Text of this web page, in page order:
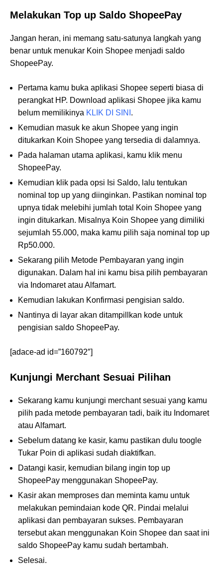
Melakukan Top up Saldo ShopeePay
Jangan heran, ini memang satu-satunya langkah yang
benar untuk menukar Koin Shopee menjadi saldo
ShopeePay.
Pertama kamu buka aplikasi Shopee seperti biasa di
perangkat HP. Download aplikasi Shopee jika kamu
belum memilikinya KLIK DI SINI .
Kemudian masuk ke akun Shopee yang ingin
ditukarkan Koin Shopee yang tersedia di dalamnya.
Pada halaman utama aplikasi, kamu klik menu
ShopeePay.
Kemudian klik pada opsi Isi Saldo, lalu tentukan
nominal top up yang diinginkan. Pastikan nominal top
upnya tidak melebihi jumlah total Koin Shopee yang
ingin ditukarkan. Misalnya Koin Shopee yang dimiliki
sejumlah 55.000, maka kamu pilih saja nominal top up
Rp50.000.
Sekarang pilih Metode Pembayaran yang ingin
digunakan. Dalam hal ini kamu bisa pilih pembayaran
via Indomaret atau Alfamart.
Kemudian lakukan Konfirmasi pengisian saldo.
Nantinya di layar akan ditampillkan kode untuk
pengisian saldo ShopeePay.
[adace-ad id=”160792″]
Kunjungi Merchant Sesuai Pilihan
Sekarang kamu kunjungi merchant sesuai yang kamu
pilih pada metode pembayaran tadi, baik itu Indomaret
atau Alfamart.
Sebelum datang ke kasir, kamu pastikan dulu toogle
Tukar Poin di aplikasi sudah diaktifkan.
Datangi kasir, kemudian bilang ingin top up
ShopeePay menggunakan ShopeePay.
Kasir akan memproses dan meminta kamu untuk
melakukan pemindaian kode QR. Pindai melalui
aplikasi dan pembayaran sukses. Pembayaran
tersebut akan menggunakan Koin Shopee dan saat ini
saldo ShopeePay kamu sudah bertambah.
Selesai.